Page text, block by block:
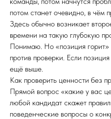
потом станет очевидно, в чём
Здесь обычно возникает
времени на такую глубокую
Понимаю. Но «позиция
против проверки. Если
ещё выше.
Как проверить ценности без
Прямой вопрос «какие у вас
любой кандидат скажет
поведенческие вопросы о